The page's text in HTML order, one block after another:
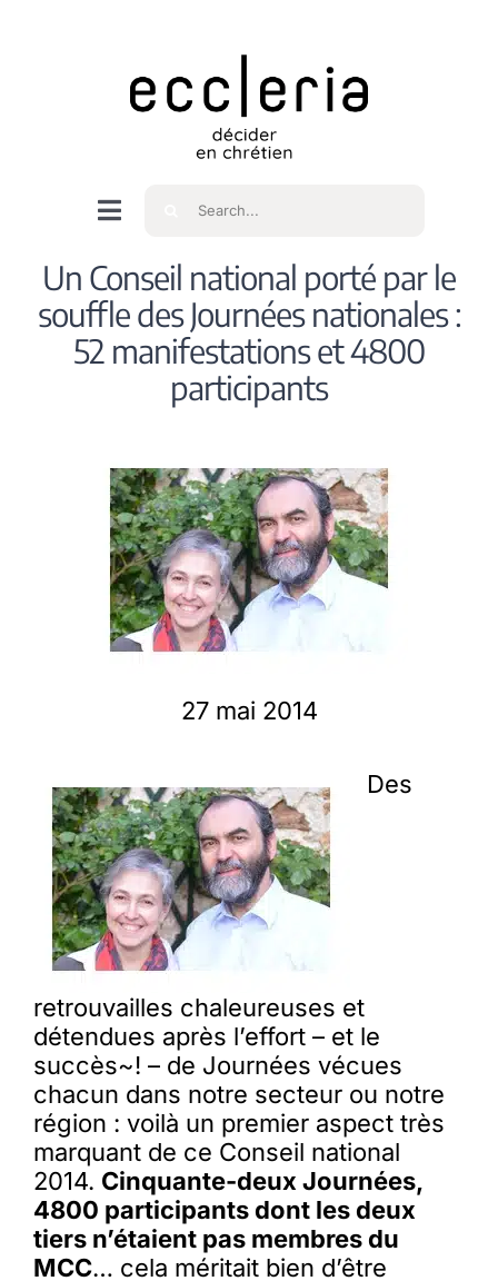
Navigation
bascule
Accueil
Qui sommes nous ?
Spiritualité
Membres
L’actu
Nous soutenir
La revue Responsables
Rechercher
Un Conseil national porté par le
souffle des Journées nationales :
52 manifestations et 4800
participants
27 mai 2014
Des
retrouvailles chaleureuses et
détendues après l’effort – et le
succès~! – de Journées vécues
chacun dans notre secteur ou notre
région : voilà un premier aspect très
marquant de ce Conseil national
2014. Cinquante-deux Journées,
4800 participants dont les deux
tiers n’étaient pas membres du
MCC… cela méritait bien d’être